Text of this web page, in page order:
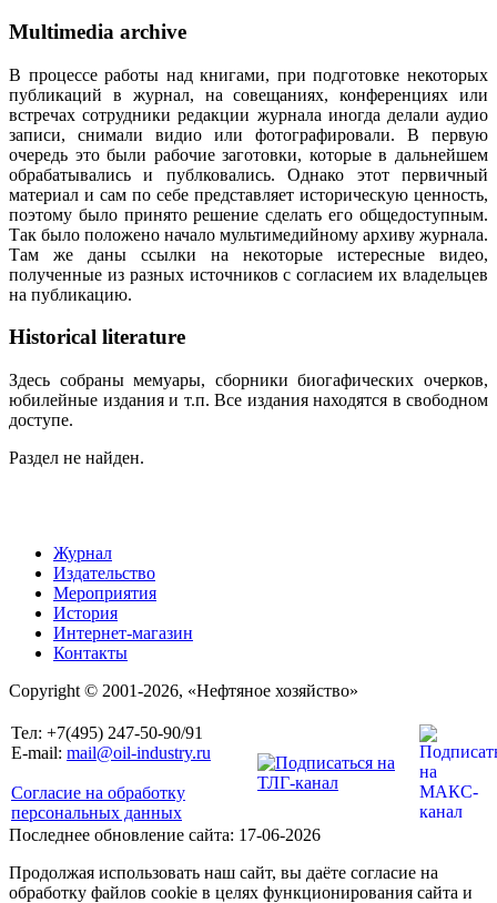
Multimedia archive
В процессе работы над книгами, при подготовке некоторых
публикаций в журнал, на совещаниях, конференциях или
встречах сотрудники редакции журнала иногда делали аудио
записи, снимали видио или фотографировали. В первую
очередь это были рабочие заготовки, которые в дальнейшем
обрабатывались и публковались. Однако этот первичный
материал и сам по себе представляет историческую ценность,
поэтому было принято решение сделать его общедоступным.
Так было положено начало мультимедийному архиву журнала.
Там же даны ссылки на некоторые истересные видео,
полученные из разных источников с согласием их владельцев
на публикацию.
Historical literature
Здесь собраны мемуары, сборники биогафических очерков,
юбилейные издания и т.п. Все издания находятся в свободном
доступе.
Раздел не найден.
Журнал
Издательство
Мероприятия
История
Интернет-магазин
Контакты
Copyright © 2001-2026, «Нефтяное хозяйство»
Тел: +7(495) 247-50-90/91
E-mail: mail@oil-industry.ru
Согласие на обработку
персональных данных
Последнее обновление сайта: 17-06-2026
Продолжая использовать наш сайт, вы даёте согласие на
обработку файлов cookie в целях функционирования сайта и